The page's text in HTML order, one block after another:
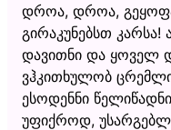
დროა, დროა,
გირაკუნებსთ კარსა!
დავითნი და ყოველ
ვჰკითხულობ
ესოდენნი
უფიქროდ,